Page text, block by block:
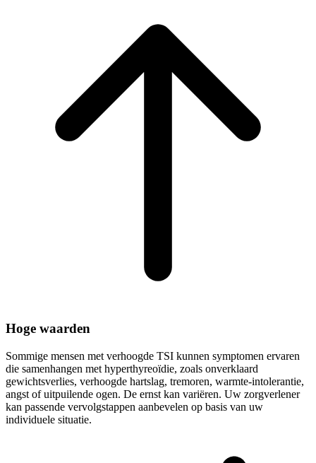
Hoge waarden
Sommige mensen met verhoogde TSI kunnen symptomen ervaren
die samenhangen met hyperthyreoïdie, zoals onverklaard
gewichtsverlies, verhoogde hartslag, tremoren, warmte-intolerantie,
angst of uitpuilende ogen. De ernst kan variëren. Uw zorgverlener
kan passende vervolgstappen aanbevelen op basis van uw
individuele situatie.